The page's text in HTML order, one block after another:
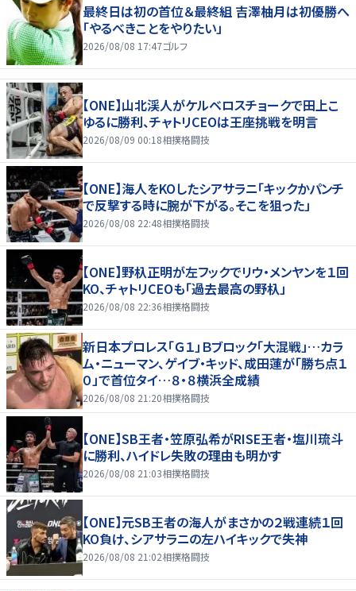
最終日は初の首位＆最終組 吉澤柚月は初優勝へ
「やるべきことをやりたい」
2026/08/08 17:47ゴルフ
【ONE】山北渓人がケルベロスチョークで田上こ
ゆるに勝利、チャトリCEOは王座挑戦を明言
2026/08/09 00:18相撲格闘技
【ONE】海人をKOしたシアサラニ「キックかパンチ
で反撃する時に腕が下がる。そこを狙った」
2026/08/08 22:48相撲格闘技
【ONE】野杁正明が左フックでリウ・メンヤンを１回
KO、チャトリCEOも「過去最高の野杁」
2026/08/08 22:36相撲格闘技
新日本プロレス「Ｇ１」Ｂブロック「大混戦」…カラ
ム・ニューマン、ゲイブ・キッド、成田蓮が「勝ち点１
０」で首位タイ…８・８横浜全成績
2026/08/08 21:20相撲格闘技
【ONE】SB王者・笠原弘希がRISE王者・塩川琉斗
に勝利、ハイドレ失敗の理由も明かす
2026/08/08 21:03相撲格闘技
【ONE】元SB王者の海人がまさかの２戦連続１回
KO負け、シアサラニの左ハイキックで失神
2026/08/08 21:02相撲格闘技